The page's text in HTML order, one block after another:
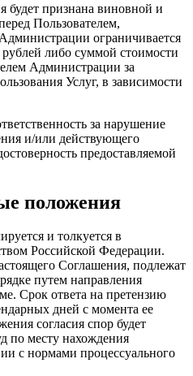
будет признана виновной и
Пользователем,
ограничивается
либо суммой стоимости
Администрации за
Услуг, в зависимости
за нарушение
и/или действующего
предоставляемой
положения
и толкуется в
Российской Федерации.
Соглашения, подлежат
путем направления
Срок ответа на претензию
дней с момента ее
согласия спор будет
по месту нахождения
с нормами процессуального